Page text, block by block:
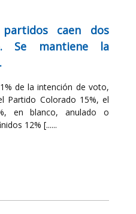
caen dos
Se mantiene la
de la intención de voto,
Partido Colorado 15%, el
en blanco, anulado o
12% [......